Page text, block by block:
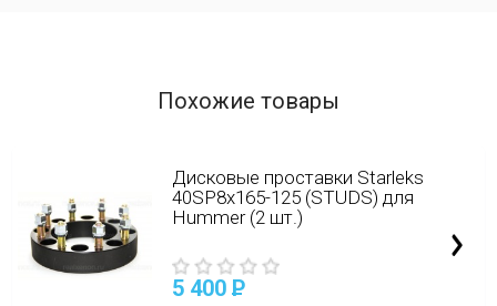
Похожие товары
Дисковые проставки Starleks
40SP8х165-125 (STUDS) для
Hummer (2 шт.)
5 400 P